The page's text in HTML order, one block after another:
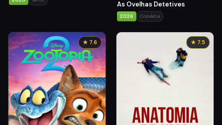
As Ovelhas Detetives
2026 Comédia
★ 7.6 ★ 7.5